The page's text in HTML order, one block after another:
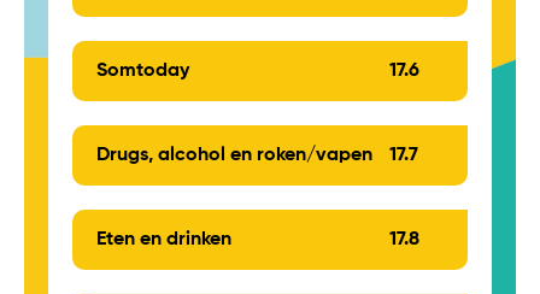
Somtoday 17.6
Drugs, alcohol en roken/vapen 17.7
Eten en drinken 17.8